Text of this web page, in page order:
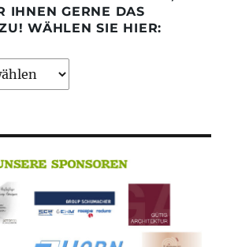
IHNEN GERNE DAS
WÄHLEN SIE HIER: